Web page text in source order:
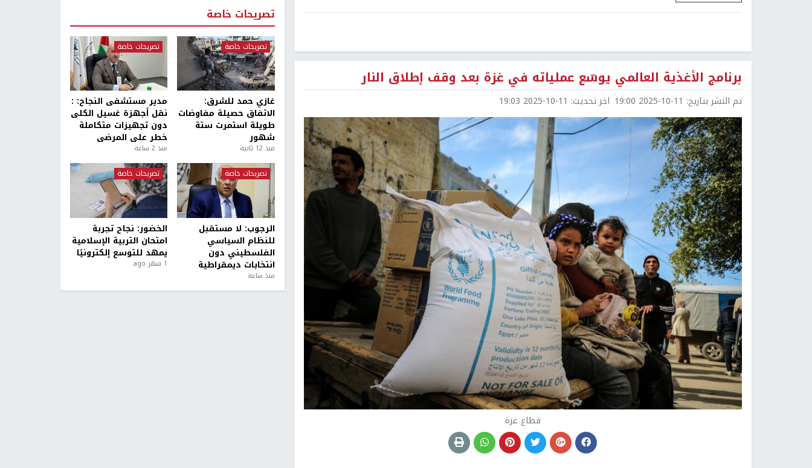
برنامج الأغذية العالمي يوسّع عملياته في غزة بعد وقف إطلاق النار
تم النشر بتاريخ: 2025-10-11 19:00 اخر تحديث: 2025-10-11 19:03
قطاع غزة
تصريحات خاصة
تصريحات خاصة
غازي حمد للشرق:
الاتفاق حصيلة مفاوضات
طويلة استمرت ستة
شهور
منذ 12 ثانية
تصريحات خاصة
مدير مستشفى النجاح: :
نقل أجهزة غسيل الكلى
دون تجهيزات متكاملة
خطر على المرضى
منذ 2 ساعة
تصريحات خاصة
الرجوب: لا مستقبل
للنظام السياسي
الفلسطيني دون
انتخابات ديمقراطية
منذ ساعة
تصريحات خاصة
الخضور: نجاح تجربة
امتحان التربية الإسلامية
يمهد للتوسع إلكترونيًا
1 شهر ago